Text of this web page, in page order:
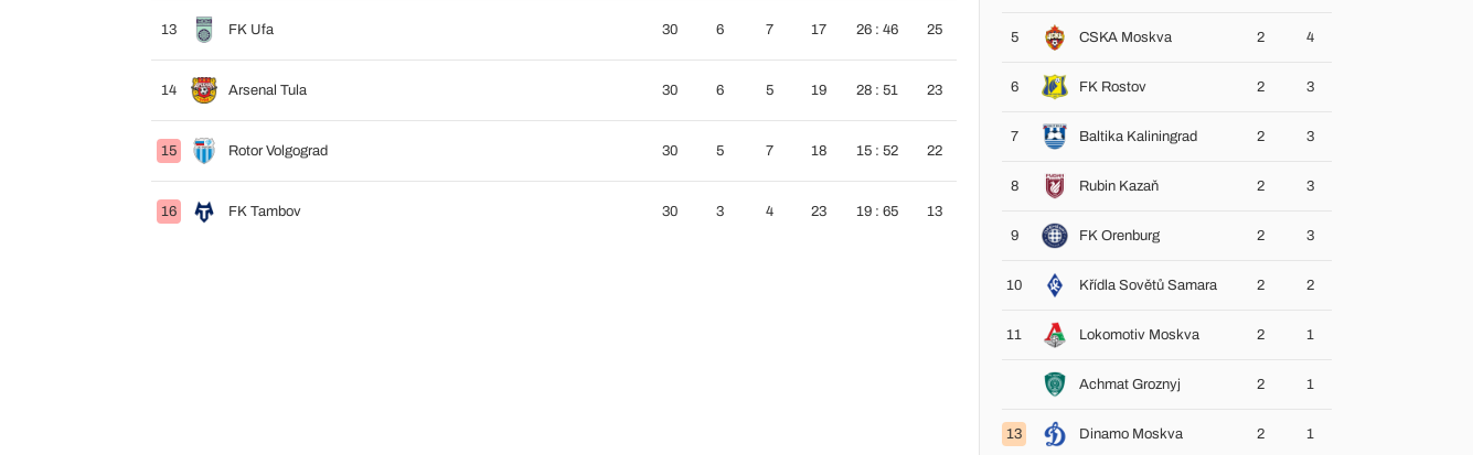
13 FK Ufa 30 6 7 17 26 : 46 25
14 Arsenal Tula 30 6 5 19 28 : 51 23
15 Rotor Volgograd 30 5 7 18 15 : 52 22
16 FK Tambov 30 3 4 23 19 : 65 13
5 CSKA Moskva 2 4
6 FK Rostov 2 3
7 Baltika Kaliningrad 2 3
8 Rubin Kazaň 2 3
9 FK Orenburg 2 3
10 Křídla Sovětů Samara 2 2
11 Lokomotiv Moskva 2 1
Achmat Groznyj 2 1
13 Dinamo Moskva 2 1